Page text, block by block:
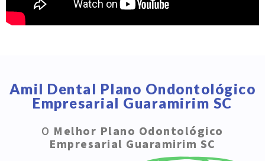
Amil Dental Plano Ondontológico
Empresarial Guaramirim SC
O Melhor Plano Odontológico
Empresarial Guaramirim SC